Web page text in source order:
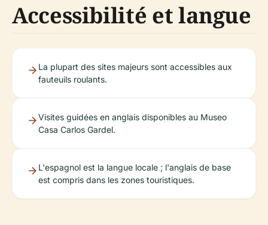
Accessibilité et langue
La plupart des sites majeurs sont accessibles aux
fauteuils roulants.
Visites guidées en anglais disponibles au Museo
Casa Carlos Gardel.
L'espagnol est la langue locale ; l'anglais de base
est compris dans les zones touristiques.